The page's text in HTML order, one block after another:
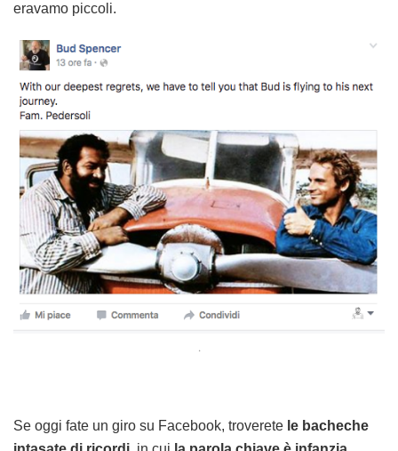
eravamo piccoli.
.
Se oggi fate un giro su Facebook, troverete le bacheche